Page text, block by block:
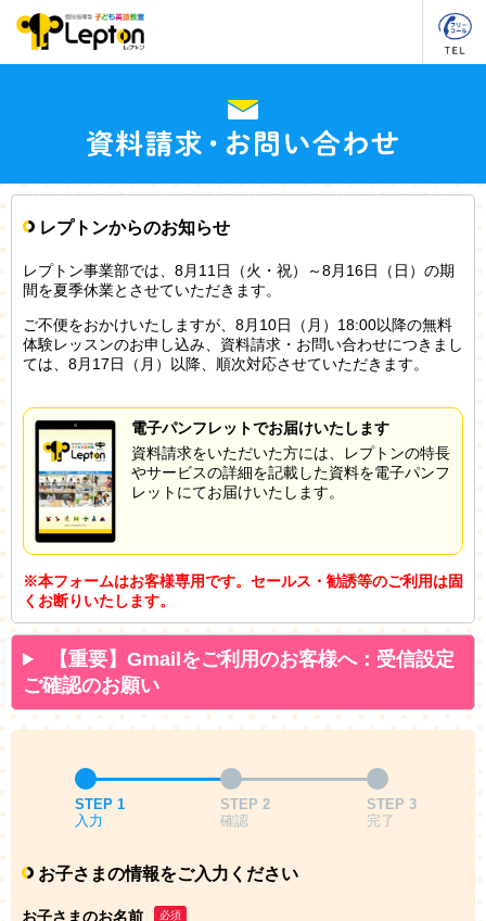
レプトンからのお知らせ
レプトン事業部では、8月11日（火・祝）～8月16日（日）の期
間を夏季休業とさせていただきます。
ご不便をおかけいたしますが、8月10日（月）18:00以降の無料
体験レッスンのお申し込み、資料請求・お問い合わせにつきまし
ては、8月17日（月）以降、順次対応させていただきます。
電子パンフレットでお届けいたします
資料請求をいただいた方には、レプトンの特長
やサービスの詳細を記載した資料を電子パンフ
レットにてお届けいたします。
※本フォームはお客様専用です。セールス・勧誘等のご利用は固
くお断りいたします。
【重要】Gmailをご利用のお客様へ：受信設定
ご確認のお願い
STEP 1
入力
STEP 2
確認
STEP 3
完了
お子さまの情報をご入力ください
お子さまのお名前 必須